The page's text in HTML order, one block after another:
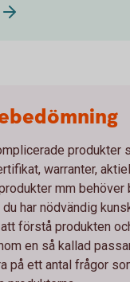
produkter
warranter,
mm behöver
har nödvändig
förstå produkten
en så kallad
på ett antal frågor